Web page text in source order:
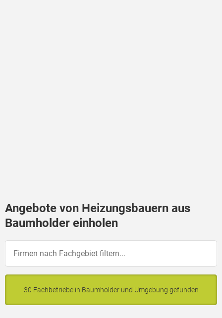
Angebote von Heizungsbauern aus
Baumholder einholen
30 Fachbetriebe in Baumholder und Umgebung gefunden